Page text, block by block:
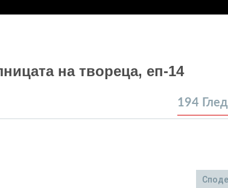
на твореца, еп-14
194